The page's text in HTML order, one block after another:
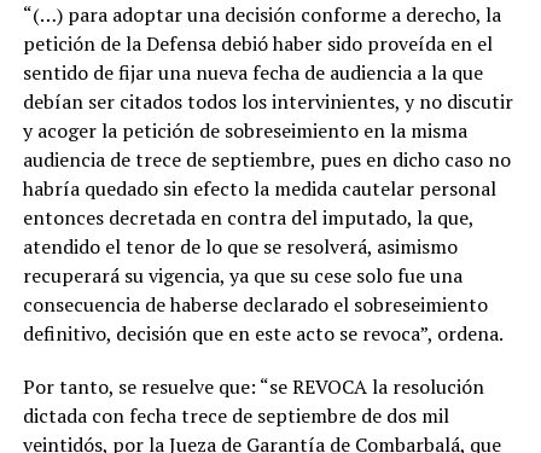
“(…) para adoptar una decisión conforme a derecho, la
petición de la Defensa debió haber sido proveída en el
sentido de fijar una nueva fecha de audiencia a la que
debían ser citados todos los intervinientes, y no discutir
y acoger la petición de sobreseimiento en la misma
audiencia de trece de septiembre, pues en dicho caso no
habría quedado sin efecto la medida cautelar personal
entonces decretada en contra del imputado, la que,
atendido el tenor de lo que se resolverá, asimismo
recuperará su vigencia, ya que su cese solo fue una
consecuencia de haberse declarado el sobreseimiento
definitivo, decisión que en este acto se revoca”, ordena.
Por tanto, se resuelve que: “se REVOCA la resolución
dictada con fecha trece de septiembre de dos mil
veintidós, por la Jueza de Garantía de Combarbalá, que